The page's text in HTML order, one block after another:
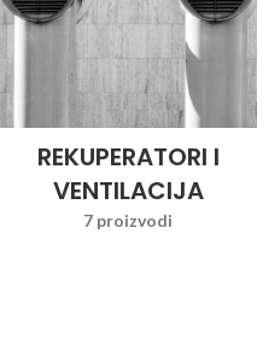
REKUPERATORI I
VENTILACIJA
7 proizvodi